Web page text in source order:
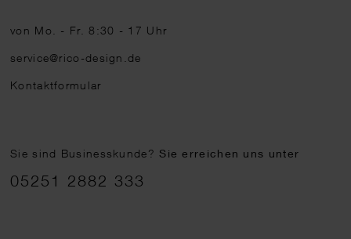
von Mo. - Fr. 8:30 - 17 Uhr
service@rico-design.de
Kontaktformular
Sie sind Businesskunde?Sie erreichen uns unter
05251 2882 333